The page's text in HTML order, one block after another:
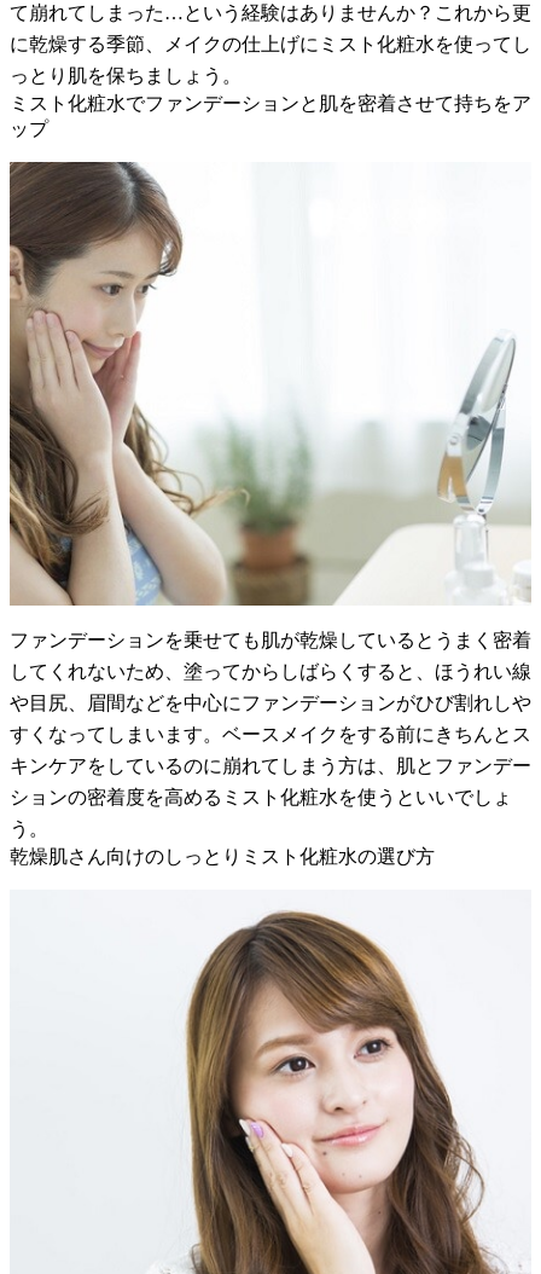
て崩れてしまった…という経験はありませんか？これから更
に乾燥する季節、メイクの仕上げにミスト化粧水を使ってし
っとり肌を保ちましょう。
ミスト化粧水でファンデーションと肌を密着させて持ちをア
ップ
ファンデーションを乗せても肌が乾燥しているとうまく密着
してくれないため、塗ってからしばらくすると、ほうれい線
や目尻、眉間などを中心にファンデーションがひび割れしや
すくなってしまいます。ベースメイクをする前にきちんとス
キンケアをしているのに崩れてしまう方は、肌とファンデー
ションの密着度を高めるミスト化粧水を使うといいでしょ
う。
乾燥肌さん向けのしっとりミスト化粧水の選び方